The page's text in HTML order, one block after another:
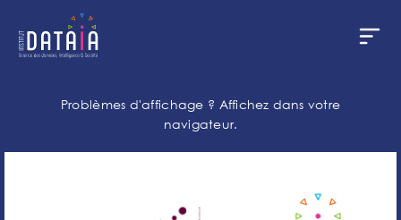
Problèmes d'affichage ? Affichez dans votre
navigateur.
Panneau de gestion des cookies